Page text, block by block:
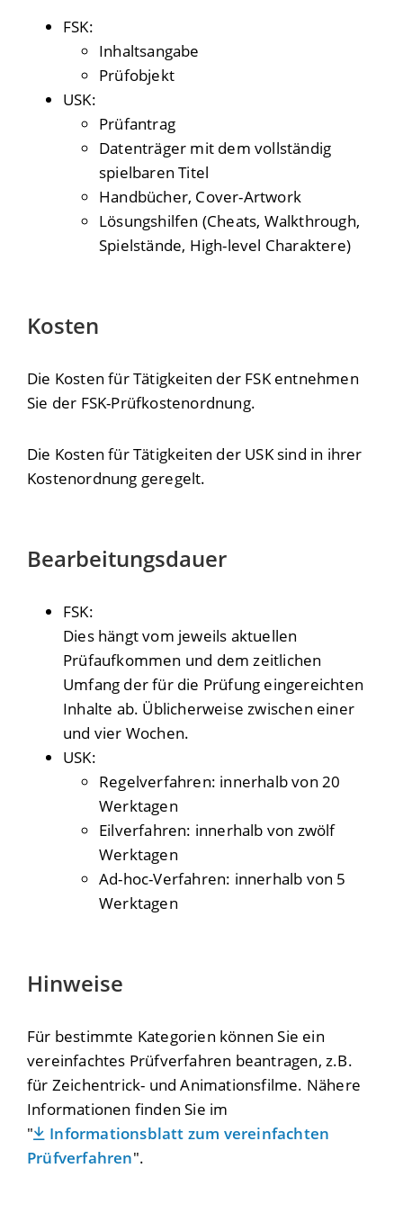
FSK:
Inhaltsangabe
Prüfobjekt
USK:
Prüfantrag
Datenträger mit dem vollständig
spielbaren Titel
Handbücher, Cover-Artwork
Lösungshilfen (Cheats, Walkthrough,
Spielstände, High-level Charaktere)
Kosten
Die Kosten für Tätigkeiten der FSK entnehmen
Sie der FSK-Prüfkostenordnung.
Die Kosten für Tätigkeiten der USK sind in ihrer
Kostenordnung geregelt.
Bearbeitungsdauer
FSK:
Dies hängt vom jeweils aktuellen
Prüfaufkommen und dem zeitlichen
Umfang der für die Prüfung eingereichten
Inhalte ab. Üblicherweise zwischen einer
und vier Wochen.
USK:
Regelverfahren: innerhalb von 20
Werktagen
Eilverfahren: innerhalb von zwölf
Werktagen
Ad-hoc-Verfahren: innerhalb von 5
Werktagen
Hinweise
Für bestimmte Kategorien können Sie ein
vereinfachtes Prüfverfahren beantragen, z.B.
für Zeichentrick- und Animationsfilme. Nähere
Informationen finden Sie im
"
Informationsblatt zum vereinfachten
Prüfverfahren".